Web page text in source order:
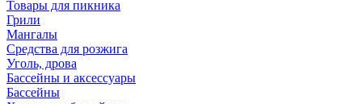
Товары для пикника
Грили
Мангалы
Средства для розжига
Уголь, дрова
Бассейны и аксессуары
Бассейны